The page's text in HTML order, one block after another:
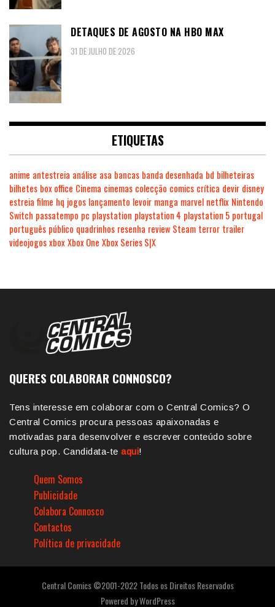
DETAQUES DE AGOSTO NA HBO MAX
31 DE JULHO DE 2026
ETIQUETAS
anime antestreia análise asa bancas banda desenhada bd bilheteiras
bilhetes box office Cinema cinemas colecção comics crítica devir disney
estreia filme hq jogos lançamento levoir manga marvel netflix Nintendo
Switch passatempo pc playstation playstation 4 playstation 5 portugal
português público quadrinhos resenha review Steam terror trailer
videojogosxboxXbox One Xbox Series S|X
QUERES COLABORAR CONNOSCO?
Tens interesse em colaborar com o Central Comics? O
Central Comics procura pessoas apaixonadas e
motivadas para desenvolver e escrever conteúdo sobre
cultura pop. Candidata-te aqui!
Quem Somos
Publicidade
Colabora Connosco
Contactos
Política de privacidade
Central Comics ©2001-2022 Todos os Direitos Reservados
Powered byWordPress